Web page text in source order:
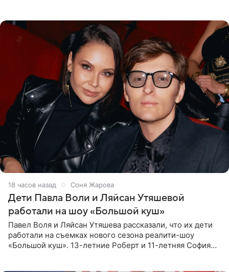
18 часов назад Соня Жарова
Дети Павла Воли и Ляйсан Утяшевой
работали на шоу «Большой куш»
Павел Воля и Ляйсан Утяшева рассказали, что их дети
работали на съемках нового сезона реалити-шоу
«Большой куш». 13-летние Роберт и 11-летняя София